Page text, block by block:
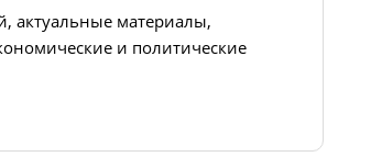
актуальные материалы,
и политические